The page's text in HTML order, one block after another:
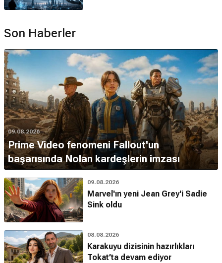
Son Haberler
09.08.2026
Prime Video fenomeni Fallout'un
başarısında Nolan kardeşlerin imzası
09.08.2026
Marvel'ın yeni Jean Grey'i Sadie
Sink oldu
08.08.2026
Karakuyu dizisinin hazırlıkları
Tokat’ta devam ediyor